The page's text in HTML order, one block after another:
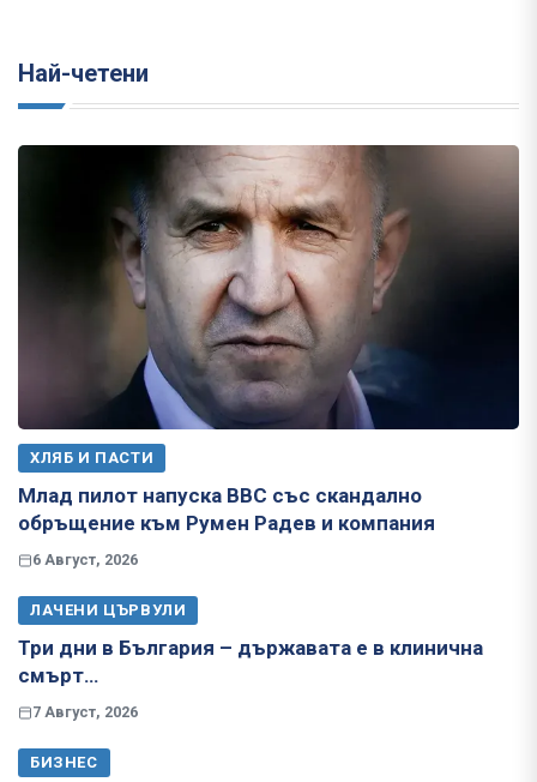
Най-четени
ХЛЯБ И ПАСТИ
Млад пилот напуска ВВС със скандално
обръщение към Румен Радев и компания
6 Август, 2026
ЛАЧЕНИ ЦЪРВУЛИ
Три дни в България – държавата е в клинична
смърт…
7 Август, 2026
БИЗНЕС